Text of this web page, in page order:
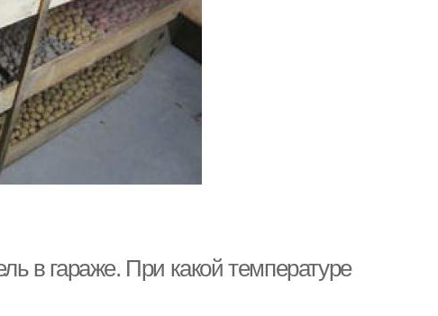
в гараже. При какой температуре